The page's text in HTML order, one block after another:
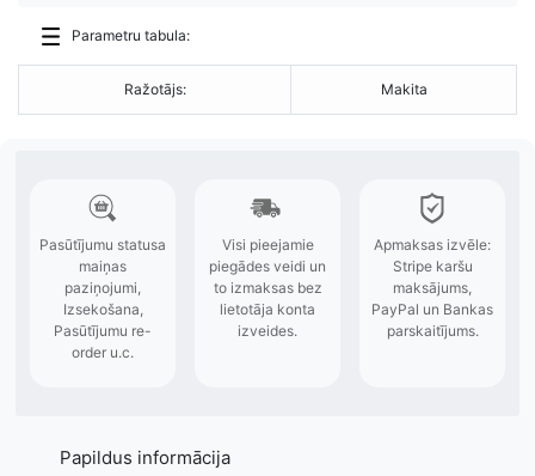
Parametru tabula:
Ražotājs: Makita
Papildus informācija